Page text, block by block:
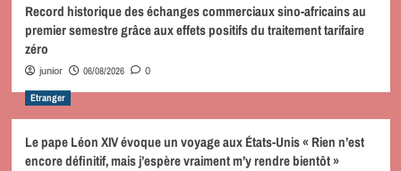
Record historique des échanges commerciaux sino-africains au
premier semestre grâce aux effets positifs du traitement tarifaire
zéro
junior 06/08/2026 0
Etranger
Le pape Léon XIV évoque un voyage aux États-Unis « Rien n’est
encore définitif, mais j’espère vraiment m’y rendre bientôt »